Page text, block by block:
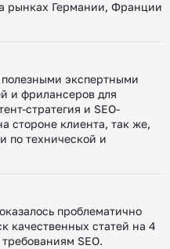
рынках Германии, Франции
полезными экспертными
и фрилансеров для
стратегия и SEO-
стороне клиента, так же,
по технической и
проблематично
качественных статей на 4
SEO.